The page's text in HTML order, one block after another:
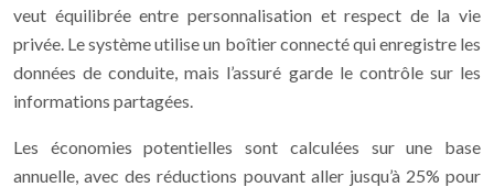
veut équilibrée entre personnalisation et respect de la vie
privée. Le système utilise un boîtier connecté qui enregistre les
données de conduite, mais l’assuré garde le contrôle sur les
informations partagées.
Les économies potentielles sont calculées sur une base
annuelle, avec des réductions pouvant aller jusqu’à 25% pour